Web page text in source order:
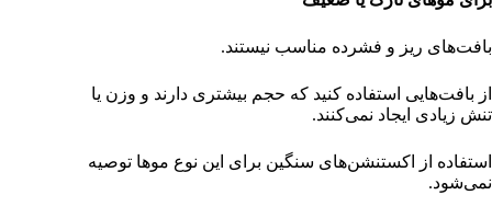
بافت‌های ریز و فشرده مناسب نیستند.
از بافت‌هایی استفاده کنید که حجم بیشتری دارند و وزن یا
تنش زیادی ایجاد نمی‌کنند.
استفاده از اکستنشن‌های سنگین برای این نوع موها توصیه
نمی‌شود.